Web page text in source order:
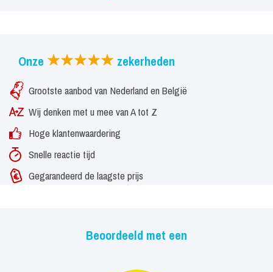
Onze zekerheden
Grootste aanbod van Nederland en België
Wij denken met u mee van A tot Z
Hoge klantenwaardering
Snelle reactie tijd
Gegarandeerd de laagste prijs
Beoordeeld met een